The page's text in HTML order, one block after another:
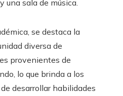
una sala de música.
se destaca la
diversa de
provenientes de
lo que brinda a los
desarrollar habilidades